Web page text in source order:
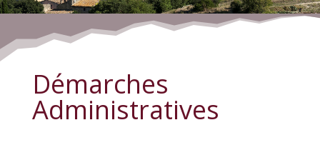
Démarches
Administratives